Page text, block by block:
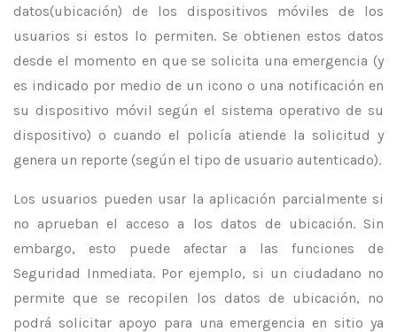
datos(ubicación) de los dispositivos móviles de los
usuarios si estos lo permiten. Se obtienen estos datos
desde el momento en que se solicita una emergencia (y
es indicado por medio de un icono o una notificación en
su dispositivo móvil según el sistema operativo de su
dispositivo) o cuando el policía atiende la solicitud y
genera un reporte (según el tipo de usuario autenticado).
Los usuarios pueden usar la aplicación parcialmente si
no aprueban el acceso a los datos de ubicación. Sin
embargo, esto puede afectar a las funciones de
Seguridad Inmediata. Por ejemplo, si un ciudadano no
permite que se recopilen los datos de ubicación, no
podrá solicitar apoyo para una emergencia en sitio ya